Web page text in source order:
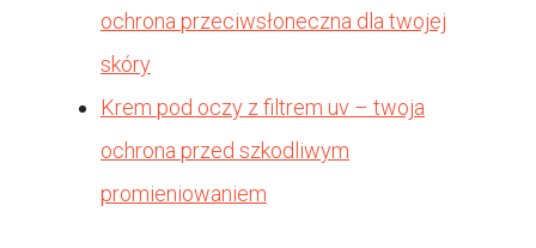
ochrona przeciwsłoneczna dla twojej
skóry
Krem pod oczy z filtrem uv – twoja
ochrona przed szkodliwym
promieniowaniem